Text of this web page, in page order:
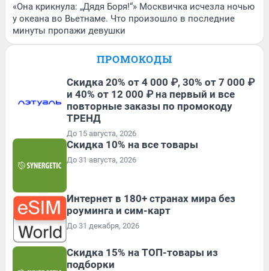
«Она крикнула: „Дядя Боря!“» Москвичка исчезла ночью
у океана во Вьетнаме. Что произошло в последние
минуты пропажи девушки
ПРОМОКОДЫ
Скидка 20% от 4 000 ₽, 30% от 7 000 ₽
и 40% от 12 000 ₽ на первый и все
повторные заказы по промокоду
ТРЕНД
До 15 августа, 2026
Скидка 10% на все товары
До 31 августа, 2026
Интернет в 180+ странах мира без
роуминга и сим-карт
До 31 декабря, 2026
Скидка 15% на ТОП-товары из
подборки